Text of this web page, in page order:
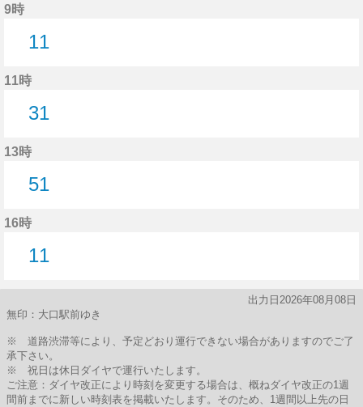
9時
11
11時
31
13時
51
16時
11
出力日2026年08月08日
無印：大口駅前ゆき
※ 道路渋滞等により、予定どおり運行できない場合がありますのでご了
承下さい。
※ 祝日は休日ダイヤで運行いたします。
ご注意：ダイヤ改正により時刻を変更する場合は、概ねダイヤ改正の1週
間前までに新しい時刻表を掲載いたします。そのため、1週間以上先の日